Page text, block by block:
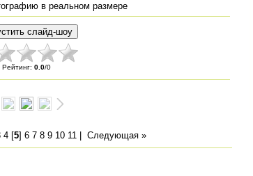
в реальном размере
Рейтинг: 0.0/0
4 [5] 6 7 8 9 10 11 Следующая »